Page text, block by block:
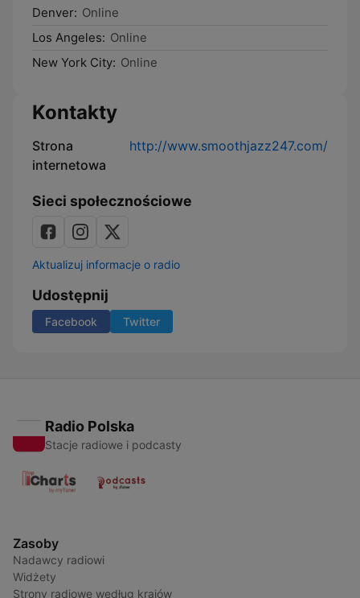
Denver: Online
Los Angeles: Online
New York City: Online
Kontakty
Strona
internetowa
http://www.smoothjazz247.com/
Sieci społecznościowe
Aktualizuj informacje o radio
Udostępnij
Facebook Twitter
Radio Polska
Stacje radiowe i podcasty
Zasoby
Nadawcy radiowi
Widżety
Strony radiowe według krajów